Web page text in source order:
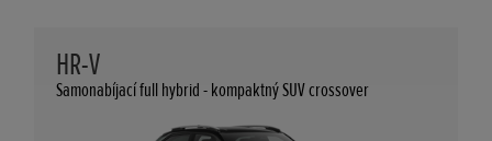
HR-V
Samonabíjací full hybrid - kompaktný SUV crossover